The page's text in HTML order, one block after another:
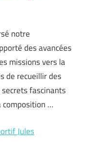
notre
des avancées
missions vers la
de recueillir des
fascinants
composition …
Jules